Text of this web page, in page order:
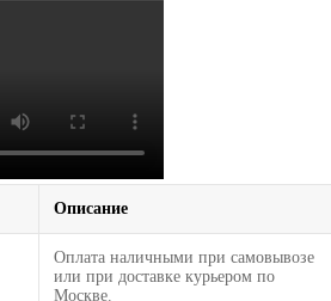
Описание
Оплата наличными при самовывозе
или при доставке курьером по
Москве.